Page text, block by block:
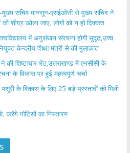
मुख्य सचिव मानसून-एसईओसी से मुख्य सचिव ने
शीघ्र खोला जाए, लोगों को न हो दिक्कत
में अनुसंधान संरचना होगी सुदृढ,उच्च
केन्द्रीय शिक्षा मंत्री से की मुलाकात
की शिष्टाचार भेंट,उत्तराखण्ड में एनसीसी के
के विकास पर हुई महत्वपूर्ण चर्चा
के विकास के लिए 25 बड़े प्रस्तावों को मिली
करेंगे नोटिसों का निस्तारण